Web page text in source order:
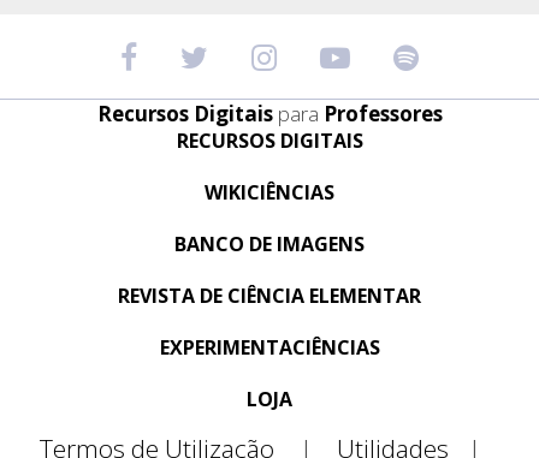
Recursos Digitais para Professores
RECURSOS DIGITAIS
WIKICIÊNCIAS
BANCO DE IMAGENS
REVISTA DE CIÊNCIA ELEMENTAR
EXPERIMENTACIÊNCIAS
LOJA
Termos de Utilização | Utilidades |